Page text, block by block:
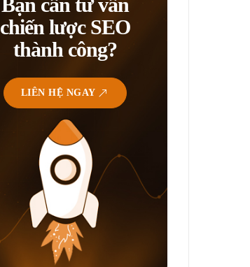
chiến lược SEO
thành công?
LIÊN HỆ NGAY